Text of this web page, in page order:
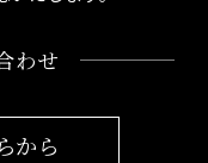
わせ
から